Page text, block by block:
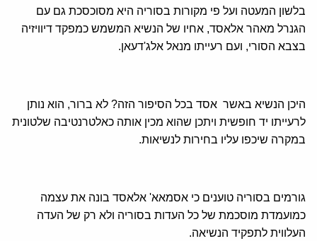
בלשון המעטה ועל פי מקורות בסוריה היא מסוכסכת גם עם
הגנרל מאהר אלאסד, אחיו של הנשיא המשמש כמפקד דיוויזיה
בצבא הסורי, ועם רעייתו מנאל אלג'דעאן.
היכן הנשיא באשר אסד בכל הסיפור הזה? לא ברור, הוא נותן
לרעייתו יד חופשית ויתכן שהוא מכין אותה כאלטרנטיבה שלטונית
במקרה שיכפו עליו בחירות לנשיאות.
גורמים בסוריה טוענים כי אסמאא' אלאסד בונה את עצמה
כמועמדת מוסכמת של כל העדות בסוריה ולא רק של העדה
העלווית לתפקיד הנשיאה.